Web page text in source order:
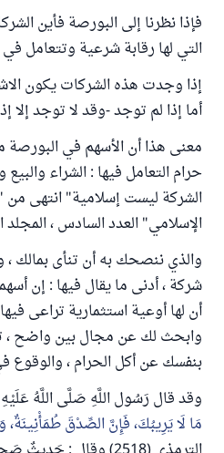
فإذا نظرنا إلى البورصة فأين
التي لها رقابة شرعية وتتعامل
إذا وجدت هذه الشركات يكون
أما إذا لم توجد -وقد لا توجد
معنى هذا أن الأسهم في البورصة
حرام التعامل فيها : الشراء
الشركة ليست إسلامية" انتهى
الإسلامي" العدد السادس ، المجلد الثاني
والذي ننصحك به أن تنأى بمالك
شركة ، أدنى ما يقال فيها : إن
أن لها أوعية استثمارية تراعى
وابحث لك عن مجال بين واضح ،
بنفسك عن أكل الحرام ، والوقوع
وقد قال رَسُول اللَّهِ صَلَّى اللَّهُ
مَا لَا يَرِيبُكَ، فَإِنَّ الصِّدْقَ